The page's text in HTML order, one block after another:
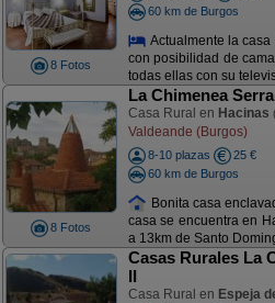
8 Fotos
60 km de Burgos
Actualmente la
con posibilidad de
todas ellas con su
8 Fotos
La Chimenea
Casa Rural en Hacinas
Valdeande (Burgos)
8-10 plazas
25 €
60 km de Burgos
Bonita casa
casa se encuentra en
a 13km de Santo
Casas Rurales La
II
Casa Rural en Espeja